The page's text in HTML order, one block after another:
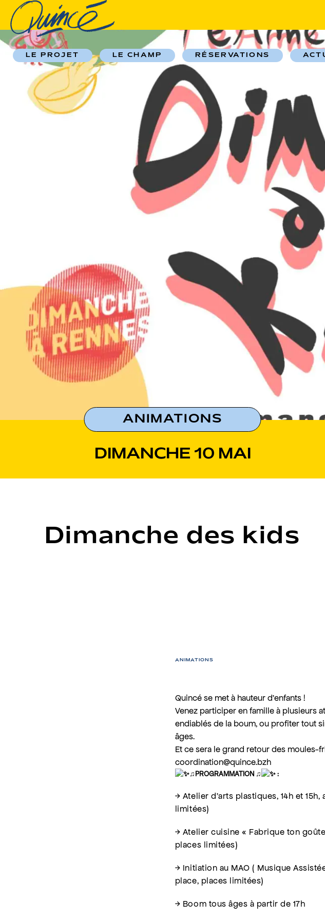
LE PROJET LE CHAMP RÉSERVATIONS
ANIMATIONS
DIMANCHE 10 MAI
Dimanche des kids
ANIMATIONS
Quincé se met à hauteur d’enfants !
Venez participer en famille à plusieurs
endiablés de la boum, ou profiter tout
âges.
Et ce sera le grand retour des moules-
coordination@quince.bzh
♫PROGRAMMATION ♫ :
→ Atelier d’arts plastiques, 14h et
limitées)
→ Atelier cuisine « Fabrique ton
places limitées)
→ Initiation au MAO ( Musique
place, places limitées)
→ Boom tous âges à partir de 17h